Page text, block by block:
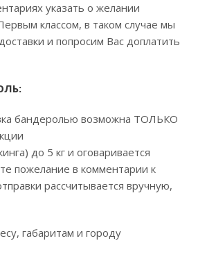
указать о желании
классом, в таком случае мы
и попросим Вас доплатить
бандеролью возможна ТОЛЬКО
до 5 кг и оговаривается
пожелание в комментарии к
рассчитывается вручную,
габаритам и городу